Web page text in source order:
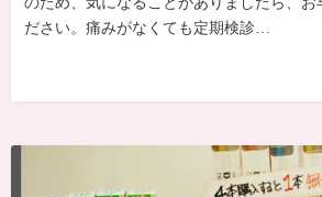
ださい。痛みがなくても定期検診…